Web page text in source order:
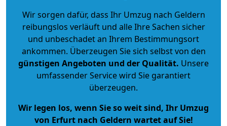
Wir sorgen dafür, dass Ihr Umzug nach Geldern
reibungslos verläuft und alle Ihre Sachen sicher
und unbeschadet an Ihrem Bestimmungsort
ankommen. Überzeugen Sie sich selbst von den
günstigen Angeboten und der Qualität. Unsere
umfassender Service wird Sie garantiert
überzeugen.
Wir legen los, wenn Sie so weit sind, Ihr Umzug
von Erfurt nach Geldern wartet auf Sie!